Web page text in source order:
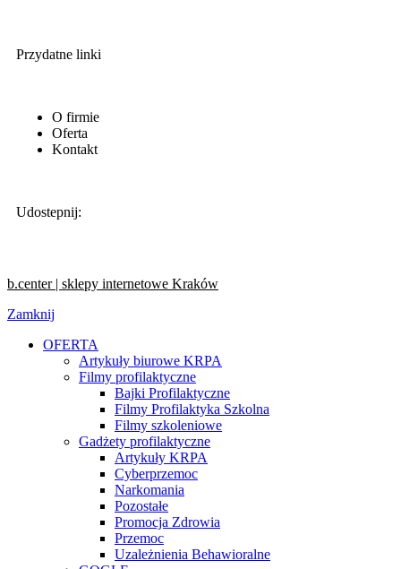
Przydatne linki
O firmie
Oferta
Kontakt
Udostepnij:
b.center | sklepy internetowe Kraków
Zamknij
OFERTA
Artykuły biurowe KRPA
Filmy profilaktyczne
Bajki Profilaktyczne
Filmy Profilaktyka Szkolna
Filmy szkoleniowe
Gadżety profilaktyczne
Artykuły KRPA
Cyberprzemoc
Narkomania
Pozostałe
Promocja Zdrowia
Przemoc
Uzależnienia Behawioralne